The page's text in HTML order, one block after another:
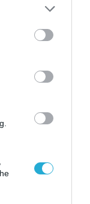
more Google
may click to
party tags to
below Google
ανάρτηση